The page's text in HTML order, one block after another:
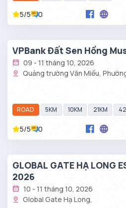
5/5 0
VPBank Đất Sen Hồng
09 - 11 tháng 10, 2026
Quảng trường Văn Miếu,
ROAD 5KM 10KM 21KM
5/5 0
GLOBAL GATE HẠ LONG
2026
10 - 11 tháng 10, 2026
Global Gate Hạ Long,